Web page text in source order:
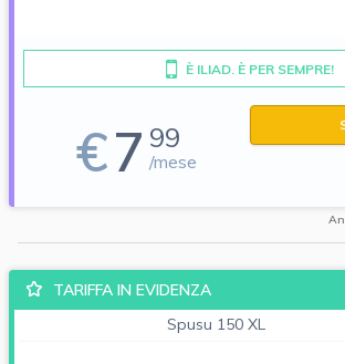
È ILIAD. È PER SEMPRE!
€7 99
/mese
TARIFFA IN EVIDENZA
Spusu 150 XL